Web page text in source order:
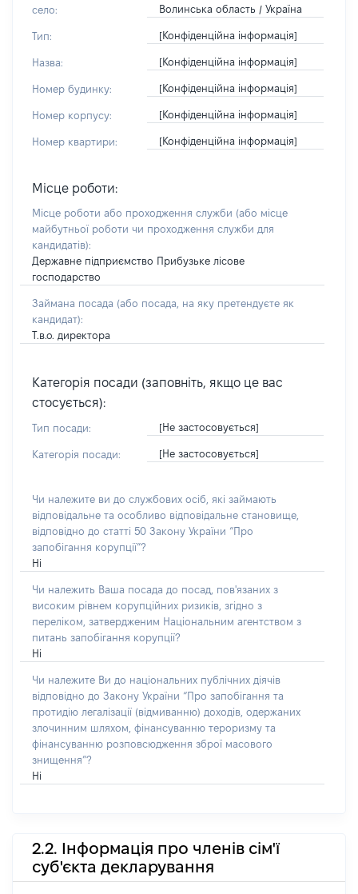
село:
Волинська область / Україна
Тип: [Конфіденційна інформація]
Назва: [Конфіденційна інформація]
Номер будинку: [Конфіденційна інформація]
Номер корпусу: [Конфіденційна інформація]
Номер квартири: [Конфіденційна інформація]
Місце роботи:
Місце роботи або проходження служби (або місце
майбутньої роботи чи проходження служби для
кандидатів):
Державне підприємство Прибузьке лісове
господарство
Займана посада (або посада, на яку претендуєте як
кандидат):
Т.в.о. директора
Категорія посади (заповніть, якщо це вас
стосується):
Тип посади: [Не застосовується]
Категорія посади: [Не застосовується]
Чи належите ви до службових осіб, які займають
відповідальне та особливо відповідальне становище,
відповідно до статті 50 Закону України “Про
запобігання корупції”?
Ні
Чи належить Ваша посада до посад, пов'язаних з
високим рівнем корупційних ризиків, згідно з
переліком, затвердженим Національним агентством з
питань запобігання корупції?
Ні
Чи належите Ви до національних публічних діячів
відповідно до Закону України “Про запобігання та
протидію легалізації (відмиванню) доходів, одержаних
злочинним шляхом, фінансуванню тероризму та
фінансуванню розповсюдження зброї масового
знищення”?
Ні
2.2. Інформація про членів сім'ї
суб'єкта декларування